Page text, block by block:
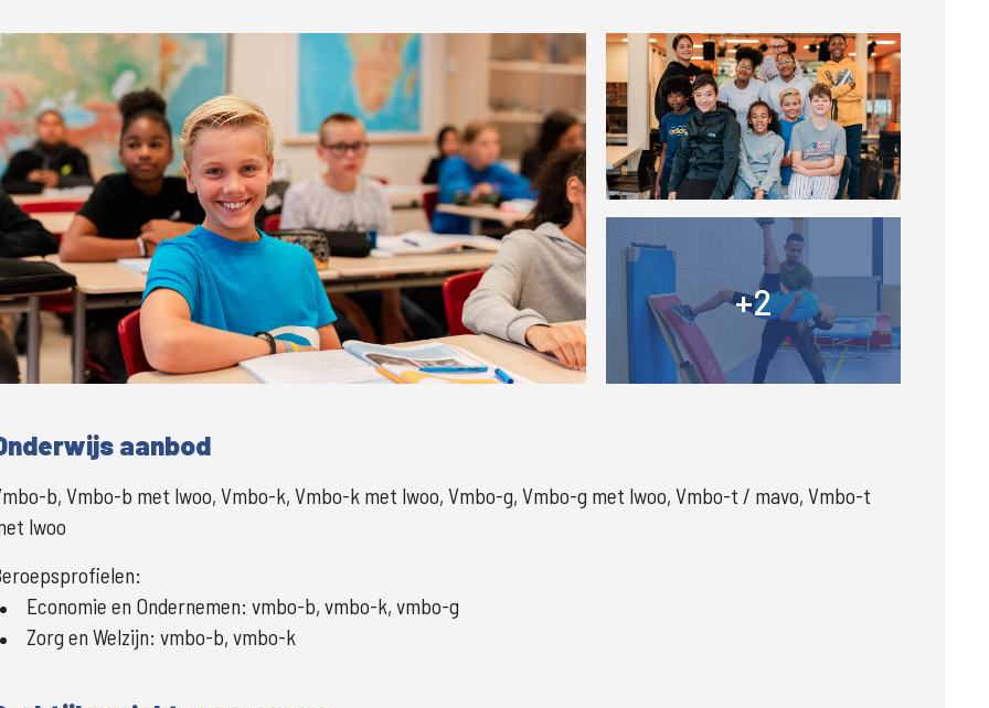
Groter
Groter
+2+
aanbod
b, Vmbo-b met lwoo, Vmbo-k, Vmbo-k met lwoo, Vmbo-g, Vmbo-g met lwoo, Vmbo-t / mavo, Vmbo-t
lwoo
Economie en Ondernemen: vmbo-b, vmbo-k, vmbo-g
Zorg en Welzijn: vmbo-b, vmbo-k